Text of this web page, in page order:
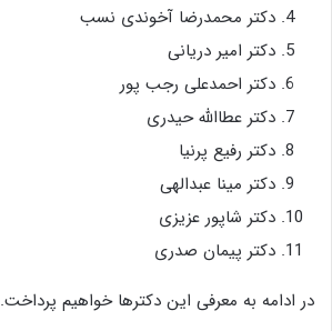
دکتر محمدرضا آخوندی نسب
دکتر امیر دریانی
دکتر احمدعلی رجب پور
دکتر عطاالله حیدری
دکتر رفیع پرنیا
دکتر مینا عبدالهی
دکتر شاپور عزیزی
دکتر پیمان صدری
در ادامه به معرفی این دکترها خواهیم پرداخت.